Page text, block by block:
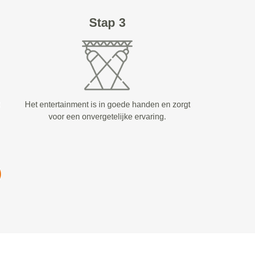
Stap 3
Het entertainment is in goede handen en zorgt
voor een onvergetelijke ervaring.